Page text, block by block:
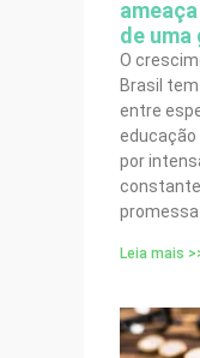
de uma
O
Brasil
entre
educação
por
promessa
Leia mais